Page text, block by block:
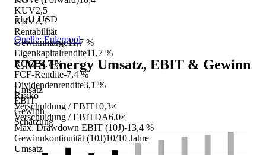
KUV2,5
KBV2,3
Rentabilität
Gewinnmarge11,7 %
Eigenkapitalrendite11,7 %
ROCE4,7 %
FCF-Rendite-7,4 %
Dividendenrendite3,1 %
Risiko
Verschuldung / EBIT10,3×
Verschuldung / EBITDA6,0×
Max. Drawdown EBIT (10J)-13,4 %
Gewinnkontinuität (10J)10/10 Jahre
Umsatz
51,41 USD
Quelle: Eulerpool
CMS Energy Umsatz, EBIT & Gewinn
Umsatz
EBIT
Gewinn
Schätzung